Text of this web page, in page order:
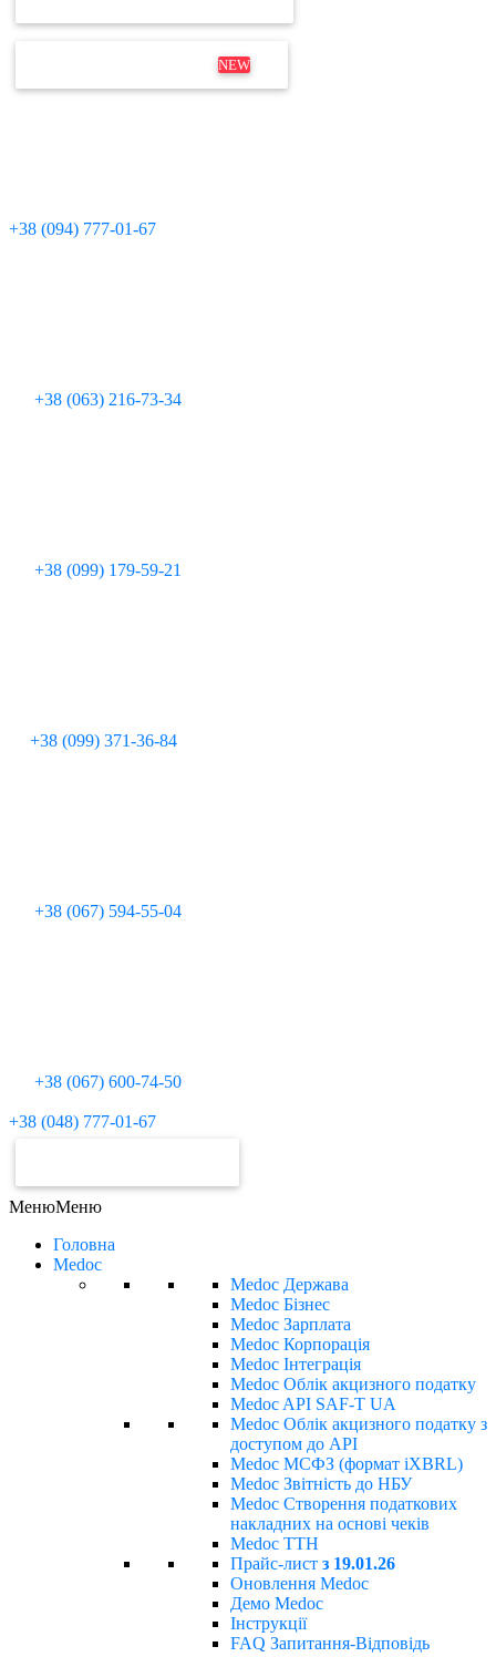
ДИСТРИБУТИВ М.Е.DOCNEW
+38 (094) 777-01-67
+38 (063) 216-73-34
+38 (099) 179-59-21
+38 (099) 371-36-84
+38 (067) 594-55-04
+38 (067) 600-74-50
+38 (048) 777-01-67
МенюМеню
Головна
Medoc
Medoc Держава
Medoc Бізнес
Medoc Зарплата
Medoc Корпорація
Medoc Інтеграція
Medoc Облік акцизного податку
Medoc API SAF-T UA
Medoc Облік акцизного податку з
доступом до API
Medoc МСФЗ (формат іХBRL)
Medoc Звітність до НБУ
Medoc Створення податкових
накладних на основі чеків
Medoc ТТН
Прайс-лист з 19.01.26
Оновлення Medoc
Демо Medoc
Інструкції
FAQ Запитання-Відповідь